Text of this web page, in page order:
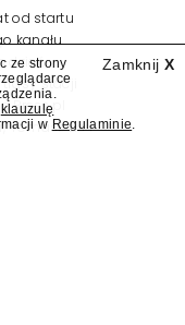
od startu
kanału
dzień
stacji
Press.pl
Tomasz Lis i
Zamknij X
ze strony
klauzulę
w Regulaminie.